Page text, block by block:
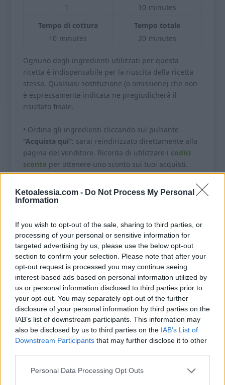
Ketoalessia.com - Do Not Process My Personal
Information
If you wish to opt-out of the sale, sharing to third parties, or
processing of your personal or sensitive information for
targeted advertising by us, please use the below opt-out
section to confirm your selection. Please note that after your
opt-out request is processed you may continue seeing
interest-based ads based on personal information utilized by
us or personal information disclosed to third parties prior to
your opt-out. You may separately opt-out of the further
disclosure of your personal information by third parties on the
IAB’s list of downstream participants. This information may
also be disclosed by us to third parties on the IAB’s List of
Downstream Participants that may further disclose it to other
Personal Data Processing Opt Outs
1
10 minutes
Tempo di cottura
10 minutes
Tempo totale
20 minutes
Ognuno degli ingredienti utilizzati per questa
ricetta è indispensabile per la riuscita della ricetta
stessa. Qualsiasi sostituzione (o omissione) che non
è espressamente indicata ne pregiudicherà il
risultato finale.
• Ordina gli ingredienti cliccando sul pulsante
“Acquista qui”: sarai reindirizzato direttamente alla
pagina del venditore. Ricorda di utilizzare i codici
sconto per ottenere uno sconto sui tuoi acquisti.
Ingredienti
70 g di zucchina grattugiata e
ben strizzata
15 g di farina di mandorle
(acquista qui)
15 g di parmigiano grattugiato
1 uovo medio
Sale, pepe ed erba cipollina q.b.